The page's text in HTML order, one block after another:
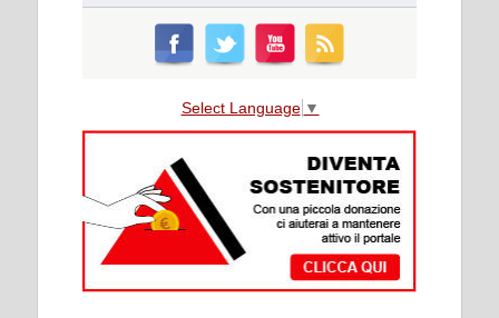
Select Language ▼